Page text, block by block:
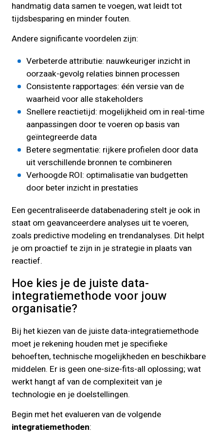
handmatig data samen te voegen, wat leidt tot
tijdsbesparing en minder fouten.
Andere significante voordelen zijn:
Verbeterde attributie: nauwkeuriger inzicht in
oorzaak-gevolg relaties binnen processen
Consistente rapportages: één versie van de
waarheid voor alle stakeholders
Snellere reactietijd: mogelijkheid om in real-time
aanpassingen door te voeren op basis van
geïntegreerde data
Betere segmentatie: rijkere profielen door data
uit verschillende bronnen te combineren
Verhoogde ROI: optimalisatie van budgetten
door beter inzicht in prestaties
Een gecentraliseerde databenadering stelt je ook in
staat om geavanceerdere analyses uit te voeren,
zoals predictive modeling en trendanalyses. Dit helpt
je om proactief te zijn in je strategie in plaats van
reactief.
Hoe kies je de juiste data-
integratiemethode voor jouw
organisatie?
Bij het kiezen van de juiste data-integratiemethode
moet je rekening houden met je specifieke
behoeften, technische mogelijkheden en beschikbare
middelen. Er is geen one-size-fits-all oplossing; wat
werkt hangt af van de complexiteit van je
technologie en je doelstellingen.
Begin met het evalueren van de volgende
integratiemethoden: